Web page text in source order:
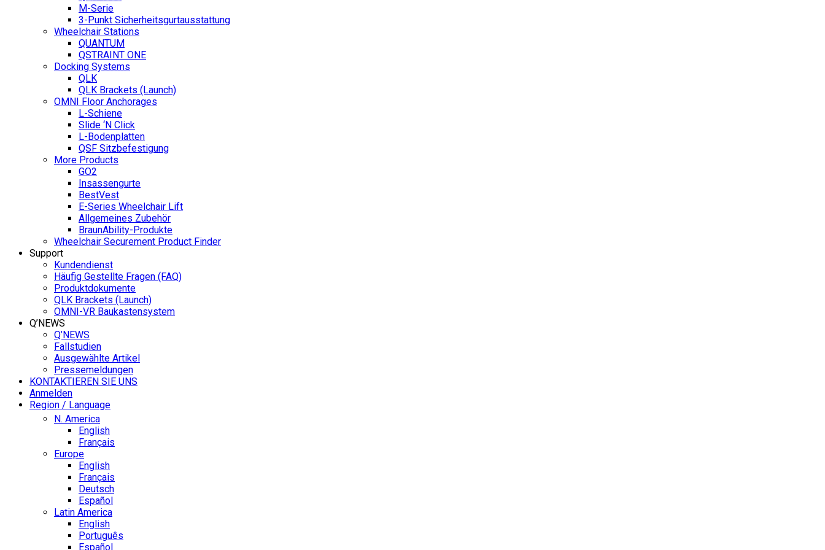
M-Serie
3-Punkt Sicherheitsgurtausstattung
Wheelchair Stations
QUANTUM
QSTRAINT ONE
Docking Systems
QLK
QLK Brackets (Launch)
OMNI Floor Anchorages
L-Schiene
Slide ‘N Click
L-Bodenplatten
QSF Sitzbefestigung
More Products
GO2
Insassengurte
BestVest
E-Series Wheelchair Lift
Allgemeines Zubehör
BraunAbility-Produkte
Wheelchair Securement Product Finder
Support
Kundendienst
Häufig Gestellte Fragen (FAQ)
Produktdokumente
QLK Brackets (Launch)
OMNI-VR Baukastensystem
Q’NEWS
Q’NEWS
Fallstudien
Ausgewählte Artikel
Pressemeldungen
KONTAKTIEREN SIE UNS
Anmelden
Region / Language
N. America
English
Français
Europe
English
Français
Deutsch
Español
Latin America
English
Português
Español